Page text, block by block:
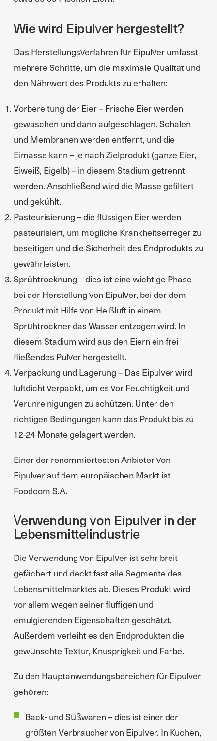
Wie wird Eipulver hergestellt?
Das Herstellungsverfahren für Eipulver umfasst
mehrere Schritte, um die maximale Qualität und
den Nährwert des Produkts zu erhalten:
Vorbereitung der Eier – Frische Eier werden
gewaschen und dann aufgeschlagen. Schalen
und Membranen werden entfernt, und die
Eimasse kann – je nach Zielprodukt (ganze Eier,
Eiweiß, Eigelb) – in diesem Stadium getrennt
werden. Anschließend wird die Masse gefiltert
und gekühlt.
Pasteurisierung – die flüssigen Eier werden
pasteurisiert, um mögliche Krankheitserreger zu
beseitigen und die Sicherheit des Endprodukts zu
gewährleisten.
Sprühtrocknung – dies ist eine wichtige Phase
bei der Herstellung von Eipulver, bei der dem
Produkt mit Hilfe von Heißluft in einem
Sprühtrockner das Wasser entzogen wird. In
diesem Stadium wird aus den Eiern ein frei
fließendes Pulver hergestellt.
Verpackung und Lagerung – Das Eipulver wird
luftdicht verpackt, um es vor Feuchtigkeit und
Verunreinigungen zu schützen. Unter den
richtigen Bedingungen kann das Produkt bis zu
12-24 Monate gelagert werden.
Einer der renommiertesten Anbieter von
Eipulver auf dem europäischen Markt ist
Foodcom S.A.
Verwendung von Eipulver in der
Lebensmittelindustrie
Die Verwendung von Eipulver ist sehr breit
gefächert und deckt fast alle Segmente des
Lebensmittelmarktes ab. Dieses Produkt wird
vor allem wegen seiner fluffigen und
emulgierenden Eigenschaften geschätzt.
Außerdem verleiht es den Endprodukten die
gewünschte Textur, Knusprigkeit und Farbe.
Zu den Hauptanwendungsbereichen für Eipulver
gehören:
Back- und Süßwaren – dies ist einer der
größten Verbraucher von Eipulver. In Kuchen,